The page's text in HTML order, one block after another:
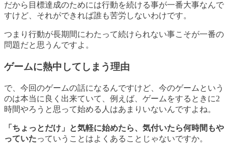
だから目標達成のためには行動を続ける事が一番大事なんで
すけど、それができれば誰も苦労しないわけです。
つまり 行動が長期間にわたって続けられない事こそが一番の
問題だと思うんですよ。
ゲームに熱中してしまう理由
で、今回のゲームの話になるんですけど、今のゲームという
のは本当に良く出来ていて、例えば、ゲームをするときに2
時間やろうと思って始める人はあまりいないんですよね。
「ちょっとだけ」と気軽に始めたら、気付いたら何時間もや
っていたっていうことはよくあることじゃないですか。